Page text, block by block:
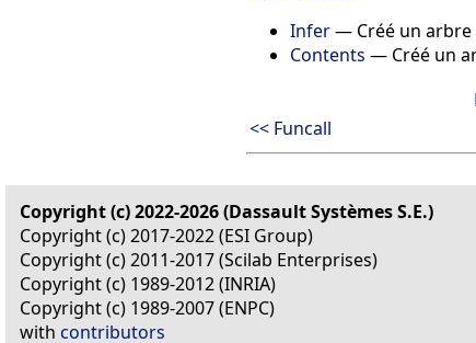
Infer— Créé un arbre
Contents — Créé un
<< Funcall
Copyright (c) 2022-2026 (Dassault Systèmes S.E.)
Copyright (c) 2017-2022 (ESI Group)
Copyright (c) 2011-2017 (Scilab Enterprises)
Copyright (c) 1989-2012 (INRIA)
Copyright (c) 1989-2007 (ENPC)
with contributors